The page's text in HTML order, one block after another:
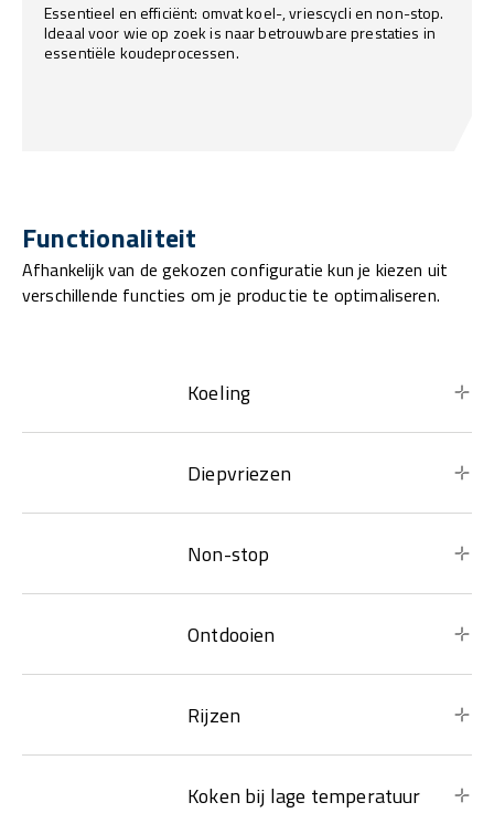
Essentieel en efficiënt: omvat koel-, vriescycli en non-stop.
Ideaal voor wie op zoek is naar betrouwbare prestaties in
essentiële koudeprocessen.
Functionaliteit
Afhankelijk van de gekozen configuratie kun je kiezen uit
verschillende functies om je productie te optimaliseren.
Koeling
Diepvriezen
Non-stop
Ontdooien
Rijzen
Koken bij lage temperatuur